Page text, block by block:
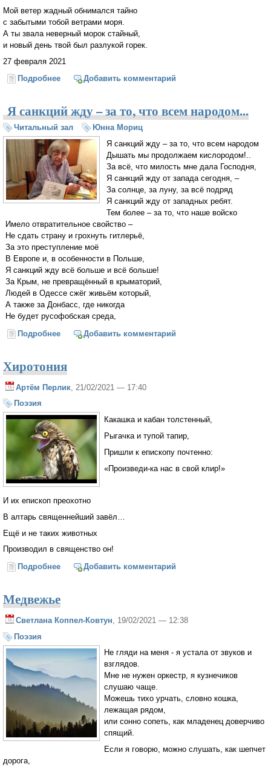
Мой ветер жадный обнимался тайно
с забытыми тобой ветрами моря.
А ты звала неверный морок стайный,
и новый день твой был разлукой горек.
27 февраля 2021
Подробнее о Спасибо за границу — повод думать...
Добавить комментарий
Я санкций жду – за то, что всем народом...
Читальный зал
Юнна Мориц
Я санкций жду – за то, что всем народом
Дышать мы продолжаем кислородом!..
За всё, что милость мне дала Господня,
Я санкций жду от запада сегодня, –
За солнце, за луну, за всё подряд
Я санкций жду от западных ребят.
Тем более – за то, что наше войско
Имело отвратительное свойство –
Не сдать страну и грохнуть гитлерьё,
За это преступление моё
В Европе и, в особенности в Польше,
Я санкций жду всё больше и всё больше!
За Крым, не превращённый в крыматорий,
Людей в Одессе сжёг живьём который,
А также за Донбасс, где никогда
Не будет русофобская среда,
Подробнее о Я санкций жду – за то, что всем народом...
Добавить комментарий
Хиротония
Артём Перлик , 21/02/2021 — 17:40
Поэзия
Какашка и кабан толстенный,
Рыгачка и тупой тапир,
Пришли к епископу почтенно:
«Произведи-ка нас в свой клир!»
И их епископ преохотно
В алтарь священнейший завёл…
Ещё и не таких животных
Производил в священство он!
Подробнее о Хиротония
Добавить комментарий
Медвежье
Светлана Коппел-Ковтун , 19/02/2021 — 12:38
Поэзия
Не гляди на меня - я устала от звуков и
взглядов.
Мне не нужен оркестр, я кузнечиков
слушаю чаще.
Можешь тихо урчать, словно кошка,
лежащая рядом,
или сонно сопеть, как младенец доверчиво
спящий.
Если я говорю, можно слушать, как шепчет
дорога,